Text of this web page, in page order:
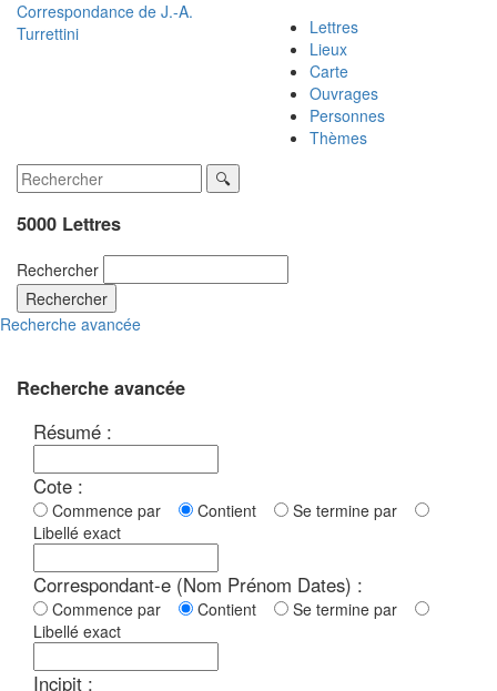
Correspondance de J.-A.
Turrettini
Lettres
Lieux
Carte
Ouvrages
Personnes
Thèmes
5000 Lettres
Rechercher
Rechercher
Recherche avancée
Recherche avancée
Résumé :
Cote :
Commence par Contient
Se termine par
Libellé exact
Correspondant-e (Nom Prénom Dates) :
Commence par Contient
Se termine par
Libellé exact
Incipit :